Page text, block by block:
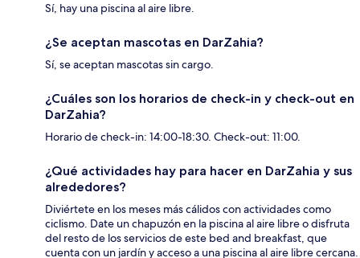
Sí, hay una piscina al aire libre.
¿Se aceptan mascotas en DarZahia?
Sí, se aceptan mascotas sin cargo.
¿Cuáles son los horarios de check-in y check-out en
DarZahia?
Horario de check-in: 14:00-18:30. Check-out: 11:00.
¿Qué actividades hay para hacer en DarZahia y sus
alrededores?
Diviértete en los meses más cálidos con actividades como
ciclismo. Date un chapuzón en la piscina al aire libre o disfruta
del resto de los servicios de este bed and breakfast, que
cuenta con un jardín y acceso a una piscina al aire libre cercana.